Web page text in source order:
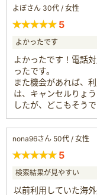
よぼさん 30代 / 女性
5
よかったです
よかったです！電話
ったです。
また機会があれば、
は、キャンセルりょ
したが、どこもそうで
nona96さん 50代 / 女性
5
検索結果が見やすい
以前利用していた海